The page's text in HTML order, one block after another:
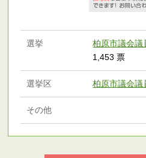
選挙 柏原市議会議
1,453 票
選挙区 柏原市議会議
その他